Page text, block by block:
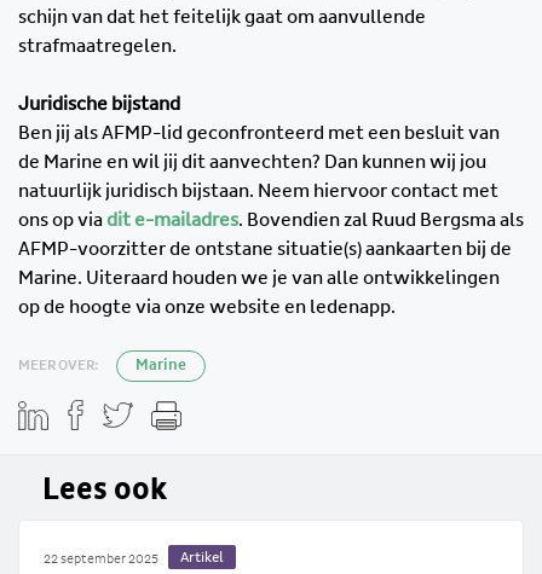
schijn van dat het feitelijk gaat om aanvullende
strafmaatregelen.
Juridische bijstand
Ben jij als AFMP-lid geconfronteerd met een besluit van
de Marine en wil jij dit aanvechten? Dan kunnen wij jou
natuurlijk juridisch bijstaan. Neem hiervoor contact met
ons op viadit e-mailadres. Bovendien zal Ruud Bergsma als
AFMP-voorzitter de ontstane situatie(s) aankaarten bij de
Marine. Uiteraard houden we je van alle ontwikkelingen
op de hoogte via onze website en ledenapp.
MEER OVER: Marine
Lees ook
22 september 2025 Artikel